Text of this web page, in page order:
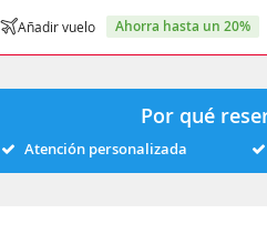
Añadir vuelo ahorra hasta un 20%
Por qué
Atención personalizada